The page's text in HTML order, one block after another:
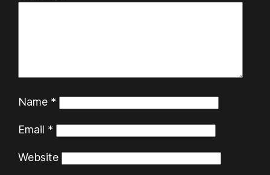
Name *
Email *
Website